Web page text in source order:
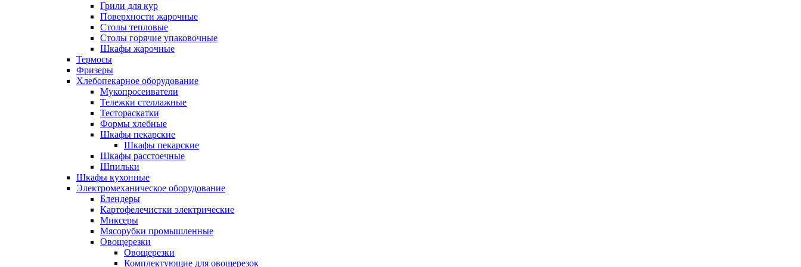
Грили для кур
Поверхности жарочные
Столы тепловые
Столы горячие упаковочные
Шкафы жарочные
Термосы
Фризеры
Хлебопекарное оборудование
Мукопросеиватели
Тележки стеллажные
Тестораскатки
Формы хлебные
Шкафы пекарские
Шкафы пекарские
Шкафы расстоечные
Шпильки
Шкафы кухонные
Электромеханическое оборудование
Блендеры
Картофелечистки электрические
Миксеры
Мясорубки промышленные
Овощерезки
Овощерезки
Комплектующие для овощерезок